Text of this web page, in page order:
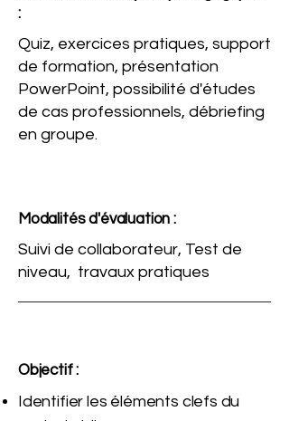
:
Quiz, exercices pratiques, support
de formation, présentation
PowerPoint, possibilité d'études
de cas professionnels, débriefing
en groupe.
Modalités d'évaluation :
Suivi de collaborateur, Test de
niveau, travaux pratiques
Objectif :
Identifier les éléments clefs du